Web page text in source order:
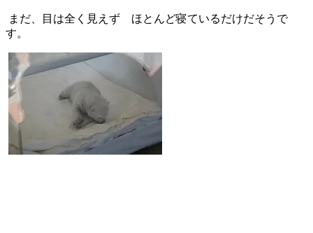
まだ、目は全く見えず ほとんど寝ているだけだそうで
す。